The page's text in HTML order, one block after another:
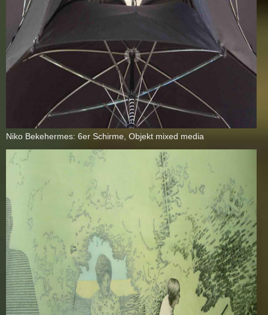
Ni­ko Be­ke­her­mes: 6er Schir­me, Ob­jekt mi­xed me­dia